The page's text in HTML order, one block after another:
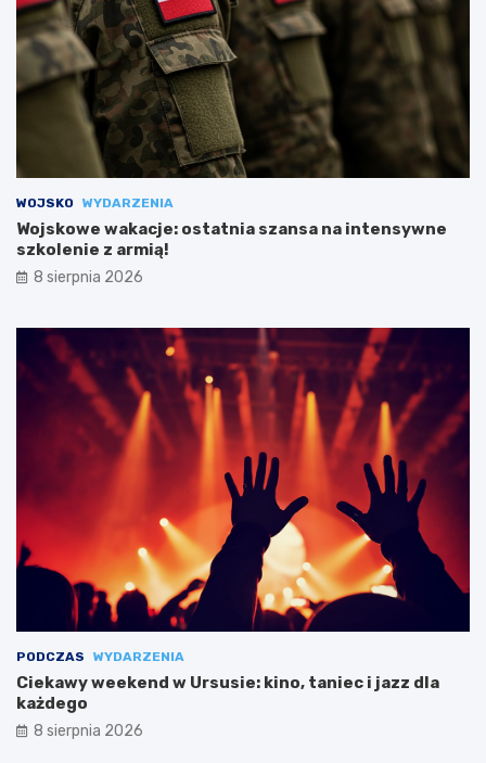
WOJSKO WYDARZENIA
Wojskowe wakacje: ostatnia szansa na intensywne
szkolenie z armią!
8 sierpnia 2026
PODCZAS WYDARZENIA
Ciekawy weekend w Ursusie: kino, taniec i jazz dla
każdego
8 sierpnia 2026